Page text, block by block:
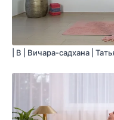
| B | Вичара-садхана |